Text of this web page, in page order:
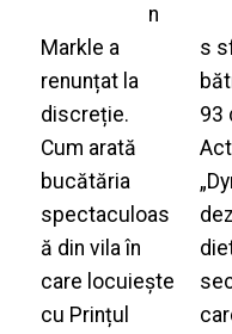
n
Markle a
renunțat la
discreție.
Cum arată
bucătăria
spectaculoas
ă din vila în
care locuiește
cu Prințul
s
93